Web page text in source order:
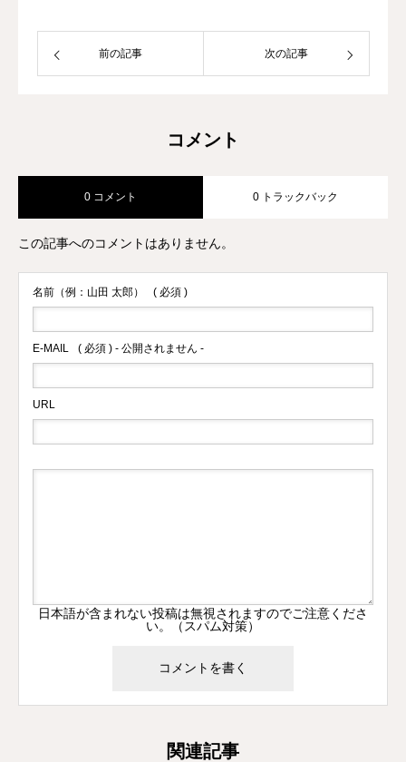
キックボクシング界初のコンサルタント
として、ジム運営やトレーナー育成にも
力を入れている。
前の記事 次の記事
コメント
0 コメント 0 トラックバック
この記事へのコメントはありません。
名前（例：山田 太郎） ( 必須 )
E-MAIL ( 必須 ) - 公開されません -
URL
日本語が含まれない投稿は無視されますのでご注意くださ
い。（スパム対策）
関連記事